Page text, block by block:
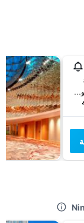
No.88 Yuyuan Road, نينغبو, الصين